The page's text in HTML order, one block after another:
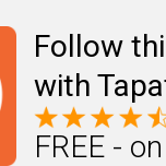
Follow
with
FREE -